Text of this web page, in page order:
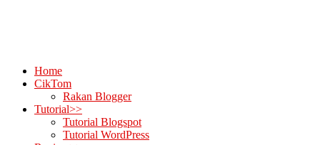
Home
CikTom
Rakan Blogger
Tutorial>>
Tutorial Blogspot
Tutorial WordPress